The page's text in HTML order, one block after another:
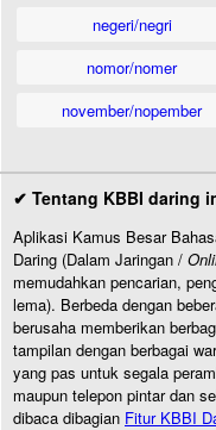
negeri/negri
nomor/nomer
november/nopember
✔ Tentang KBBI daring
Aplikasi Kamus Besar
Daring (Dalam Jaringan /
memudahkan pencarian,
lema). Berbeda dengan
berusaha memberikan
tampilan dengan berbagai
yang pas untuk segala
maupun telepon pintar dan
dibaca dibagian Fitur KBBI